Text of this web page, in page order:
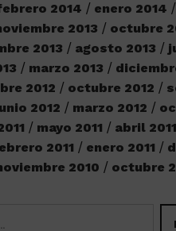
2014 enero 2014
2013
octubre
2013
agosto 2013
marzo 2013
2012
octubre 2012
2012 marzo 2012
mayo 2011 abril 2011
2011 enero 2011
2010 octubre